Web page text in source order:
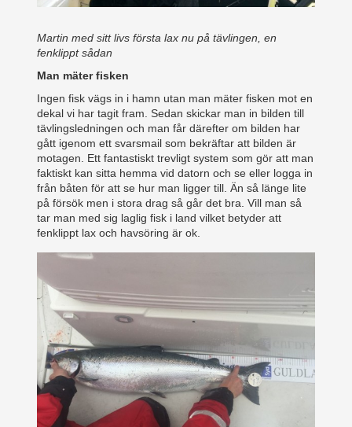
Martin med sitt livs första lax nu på tävlingen, en
fenklippt sådan
Man mäter fisken
Ingen fisk vägs in i hamn utan man mäter fisken mot en
dekal vi har tagit fram. Sedan skickar man in bilden till
tävlingsledningen och man får därefter om bilden har
gått igenom ett svarsmail som bekräftar att bilden är
motagen. Ett fantastiskt trevligt system som gör att man
faktiskt kan sitta hemma vid datorn och se eller logga in
från båten för att se hur man ligger till. Än så länge lite
på försök men i stora drag så går det bra. Vill man så
tar man med sig laglig fisk i land vilket betyder att
fenklippt lax och havsöring är ok.